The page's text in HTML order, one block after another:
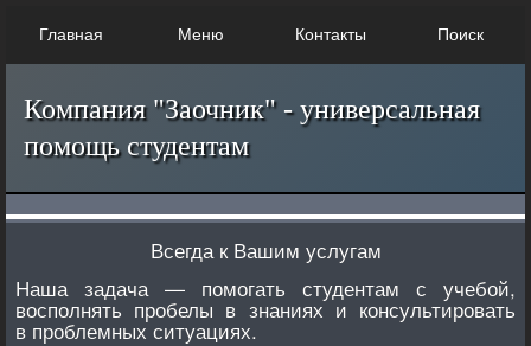
Главная Меню Контакты Поиск
Компания "Заочник" - универсальная
помощь студентам
Всегда к Вашим услугам
Наша задача — помогать студентам с учебой,
восполнять пробелы в знаниях и консультировать
в проблемных ситуациях.